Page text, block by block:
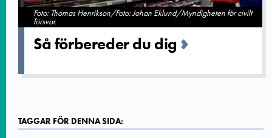
Foto: Thomas Henrikson/Foto: Johan Eklund/Myndigheten för civilt
försvar.
Så förbereder­ du dig
TAGGAR FÖR DENNA SIDA: